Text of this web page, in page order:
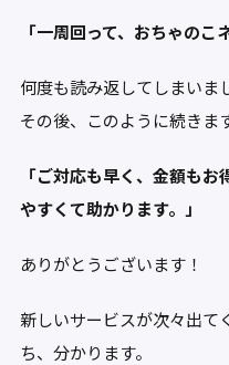
k
「一周回って、おちゃのこ
何度も読み返してしまいま
その後、このように続きま
「ご対応も早く、金額も
やすくて助かります。」
ありがとうございます！
新しいサービスが次々出て
ち、分かります。